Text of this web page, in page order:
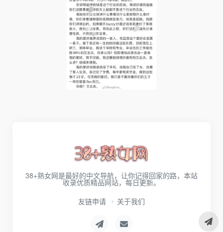
38+熟女网是最好的中文导航，让你记得回家的路，本站
收录优质精品网站，每日更新。
友链申请
关于我们